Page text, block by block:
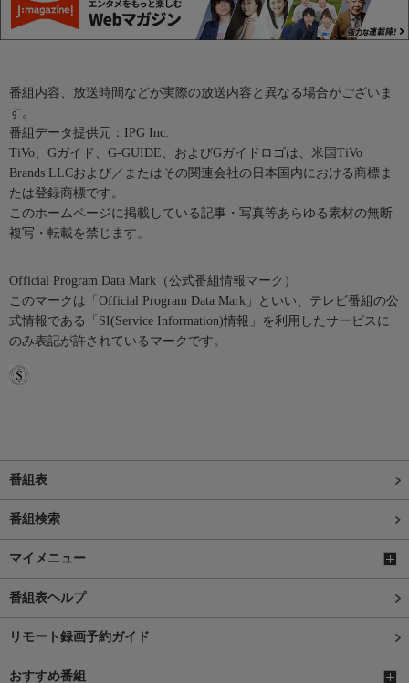
番組内容、放送時間などが実際の放送内容と異なる場合がございま
す。
番組データ提供元：IPG Inc.
TiVo、Gガイド、G-GUIDE、およびGガイドロゴは、米国TiVo
Brands LLCおよび／またはその関連会社の日本国内における商標ま
たは登録商標です。
このホームページに掲載している記事・写真等あらゆる素材の無断
複写・転載を禁じます。
Official Program Data Mark（公式番組情報マーク）
このマークは「Official Program Data Mark」といい、テレビ番組の公
式情報である「SI(Service Information)情報」を利用したサービスに
のみ表記が許されているマークです。
番組表
番組検索
マイメニュー
番組表ヘルプ
リモート録画予約ガイド
おすすめ番組